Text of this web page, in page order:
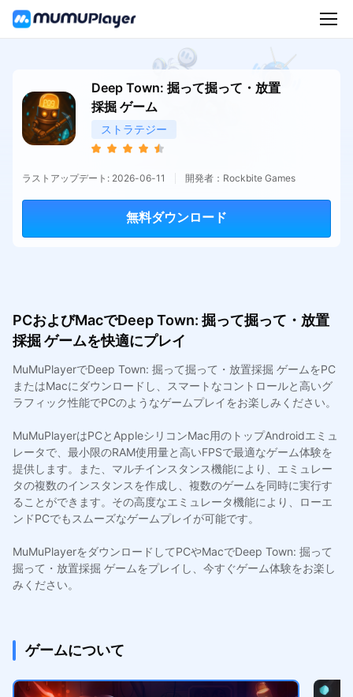
Deep Town: 掘って掘って・放置
採掘 ゲーム
ストラテジー
ラストアップデート: 2026-06-11 開発者：Rockbite Games
無料ダウンロード
PCおよびMacでDeep Town: 掘って掘って・放置
採掘 ゲームを快適にプレイ
MuMuPlayerでDeep Town: 掘って掘って・放置採掘 ゲームをPC
またはMacにダウンロードし、スマートなコントロールと高いグ
ラフィック性能でPCのようなゲームプレイをお楽しみください。
MuMuPlayerはPCとAppleシリコンMac用のトップAndroidエミュ
レータで、最小限のRAM使用量と高いFPSで最適なゲーム体験を
提供します。また、マルチインスタンス機能により、エミュレー
タの複数のインスタンスを作成し、複数のゲームを同時に実行す
ることができます。その高度なエミュレータ機能により、ローエ
ンドPCでもスムーズなゲームプレイが可能です。
MuMuPlayerをダウンロードしてPCやMacでDeep Town: 掘って
掘って・放置採掘 ゲームをプレイし、今すぐゲーム体験をお楽し
みください。
ゲームについて